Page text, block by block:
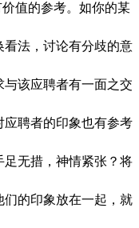
值的参考。如你的某
法，讨论有分歧的意
与该应聘者有一面之交
聘者的印象也有参考
无措，神情紧张？将
的印象放在一起，就